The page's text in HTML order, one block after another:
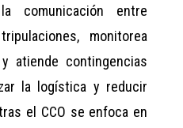
comunicación entre
monitorea
atiende contingencias
la logística y reducir
el CCO se enfoca en